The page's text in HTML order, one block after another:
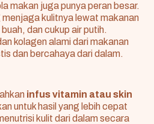
makan juga punya peran besar.
kulitnya lewat makanan
dan cukup air putih.
kolagen alami dari makanan
dan bercahaya dari dalam.
infus vitamin atau skin
untuk hasil yang lebih cepat
kulit dari dalam secara